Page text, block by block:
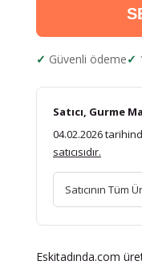
Güvenli ödeme
Satıcı, Gurme
04.02.2026
satıcısıdır.
Satıcının Tüm
Eskitadında.com